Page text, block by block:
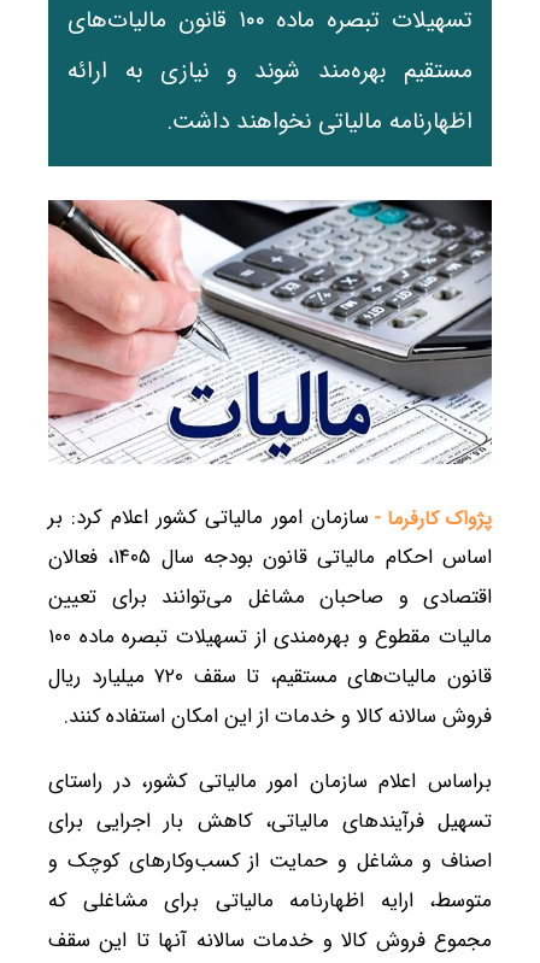
تسهیلات تبصره ماده ۱۰۰ قانون مالیات‌های
مستقیم بهره‌مند شوند و نیازی به ارائه
اظهارنامه مالیاتی نخواهند داشت.
پژواک کارفرما - سازمان امور مالیاتی کشور اعلام کرد: بر
اساس احکام مالیاتی قانون بودجه سال ۱۴۰۵، فعالان
اقتصادی و صاحبان مشاغل می‌توانند برای تعیین
مالیات مقطوع و بهره‌مندی از تسهیلات تبصره ماده ۱۰۰
قانون مالیات‌های مستقیم، تا سقف ۷۲۰ میلیارد ریال
فروش سالانه کالا و خدمات از این امکان استفاده کنند.
براساس اعلام سازمان امور مالیاتی کشور، در راستای
تسهیل فرآیند‌های مالیاتی، کاهش بار اجرایی برای
اصناف و مشاغل و حمایت از کسب‌وکار‌های کوچک و
متوسط، ارایه اظهارنامه مالیاتی برای مشاغلی که
مجموع فروش کالا و خدمات سالانه آنها تا این سقف